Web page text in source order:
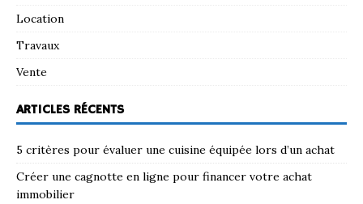
Location
Travaux
Vente
ARTICLES RÉCENTS
5 critères pour évaluer une cuisine équipée lors d’un achat
Créer une cagnotte en ligne pour financer votre achat
immobilier